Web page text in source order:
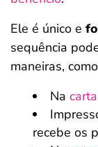
Ele é único e
sequência
maneiras,
Na
recebe os